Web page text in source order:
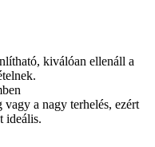
kiválóan ellenáll a
vagy a nagy terhelés, ezért
ideális.